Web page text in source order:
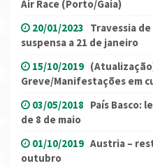
Air Race (Porto/Gaia)
20/01/2023 Travessia
suspensa a 21 de janeiro
15/10/2019
Greve/Manifestações em
03/05/2018 País Basco:
de 8 de maio
01/10/2019 Austria –
outubro